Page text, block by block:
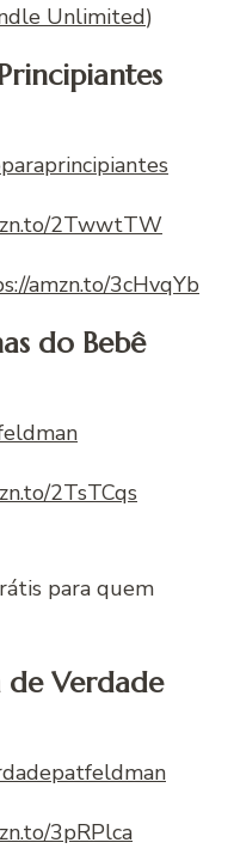
Unlimited)
2TwwtTW
amzn.to/3cHvqYb
do Bebê
2TsTCqs
para quem
de Verdade
3pRPlca